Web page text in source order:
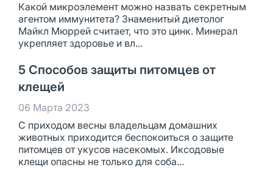
Какой микроэлемент можно назвать секретным
агентом иммунитета? Знаменитый диетолог
Майкл Мюррей считает, что это цинк. Минерал
укрепляет здоровье и вл...
5 Способов защиты питомцев от
клещей
06 Марта 2023
С приходом весны владельцам домашних
животных приходится беспокоиться о защите
питомцев от укусов насекомых. Иксодовые
клещи опасны не только для соба...